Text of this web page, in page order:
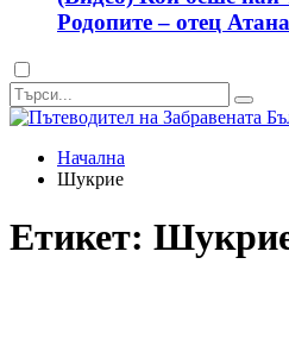
Родопите – отец
Dark
mode
Начална
Шукрие
Етикет: